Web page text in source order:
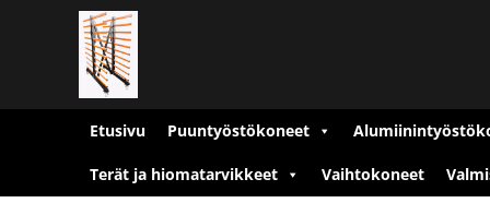
Etusivu Puuntyöstökoneet
Terät ja hiomatarvikkeet Vaihtokoneet